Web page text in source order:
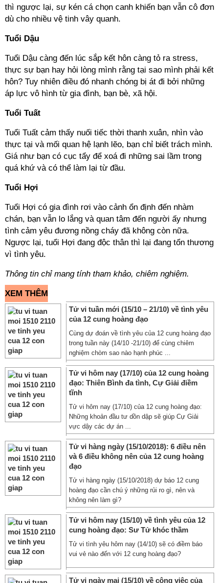
thì ngược lại, sự kén cá chọn canh khiến bạn vẫn cô đơn
dù cho nhiều vệ tinh vây quanh.
Tuổi Dậu
Tuổi Dậu càng đến lúc sắp kết hôn càng tỏ ra stress,
thực sự bạn hay hỏi lòng mình rằng tại sao mình phải kết
hôn? Tuy nhiên điều đó nhanh chóng bị át đi bởi những
áp lực vô hình từ gia đình, bạn bè, xã hội.
Tuổi Tuất
Tuổi Tuất cảm thấy nuối tiếc thời thanh xuân, nhìn vào
thực tại và mối quan hệ lạnh lẽo, bạn chỉ biết trách mình.
Giá như bạn có cục tẩy để xoá đi những sai lầm trong
quá khứ và có thể làm lại từ đầu.
Tuổi Hợi
Tuổi Hợi có gia đình rơi vào cảnh ổn định đến nhàm
chán, bạn vẫn lo lắng và quan tâm đến người ấy nhưng
tình cảm yêu đương nồng cháy đã không còn nữa.
Ngược lại, tuổi Hợi đang độc thân thì lại đang tổn thương
vì tình yêu.
Thông tin chỉ mang tính tham khảo, chiêm nghiệm.
XEM THÊM
Tử vi tuần mới (15/10 – 21/10) về tình yêu
của 12 cung hoàng đạo
Cùng dự đoán về tình yêu của 12 cung hoàng đạo
trong tuần này (14/10 -21/10) để cùng chiêm
nghiệm chòm sao nào hạnh phúc ...
Tử vi hôm nay (17/10) của 12 cung hoàng
đạo: Thiên Bình đa tình, Cự Giải điềm
tĩnh
Tử vi hôm nay (17/10) của 12 cung hoàng đạo:
Những khoản đầu tư dồn dập sẽ giúp Cự Giải
vực dậy các dự án ...
Tử vi hàng ngày (15/10/2018): 6 điều nên
và 6 điều không nên của 12 cung hoàng
đạo
Tử vi hàng ngày (15/10/2018) dự báo 12 cung
hoàng đạo cần chú ý những rủi ro gì, nên và
không nên làm gì?
Tử vi hôm nay (15/10) về tình yêu của 12
cung hoàng đạo: Sư Tử khóc thầm
Tử vi tình yêu hôm nay (14/10) sẽ có điềm báo
vui vẻ nào đến với 12 cung hoàng đạo?
Tử vi ngày mai (15/10) về công việc của